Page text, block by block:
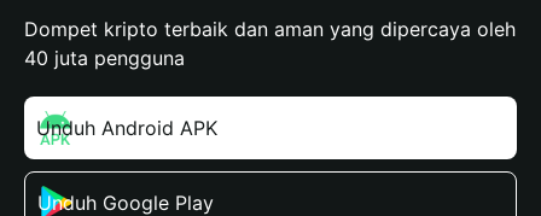
Dompet kripto terbaik dan aman yang dipercaya oleh
40 juta pengguna
Unduh Android APK
Unduh Google Play